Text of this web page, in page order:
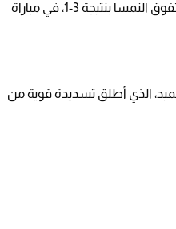
بتفوق النمسا بنتيجة 3-1، في مباراة
افتتحت التسجيل في الدقيقة 20 عبر رومانو شميد، الذي أطلق تسديدة قوية من